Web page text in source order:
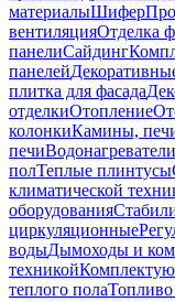
материалыШифер
вентиляцияОтделка
панелиСайдинг
панелей
плитка для фасада
отделкиОтопление
колонкиКамины,
печиВодонагреватели
полТеплые плинтусы
климатической
оборудования
циркуляционные
водыДымоходы и
техникой
теплого полаТопливо